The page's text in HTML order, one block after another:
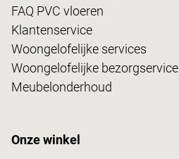
FAQ PVC vloeren
Klantenservice
Woongelofelijke services
Woongelofelijke bezorgservice
Meubelonderhoud
Onze winkel